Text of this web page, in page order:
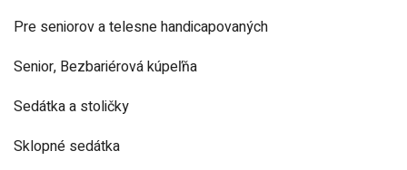
Pre seniorov a telesne handicapovaných
Senior, Bezbariérová kúpeľňa
Sedátka a stoličky
Sklopné sedátka